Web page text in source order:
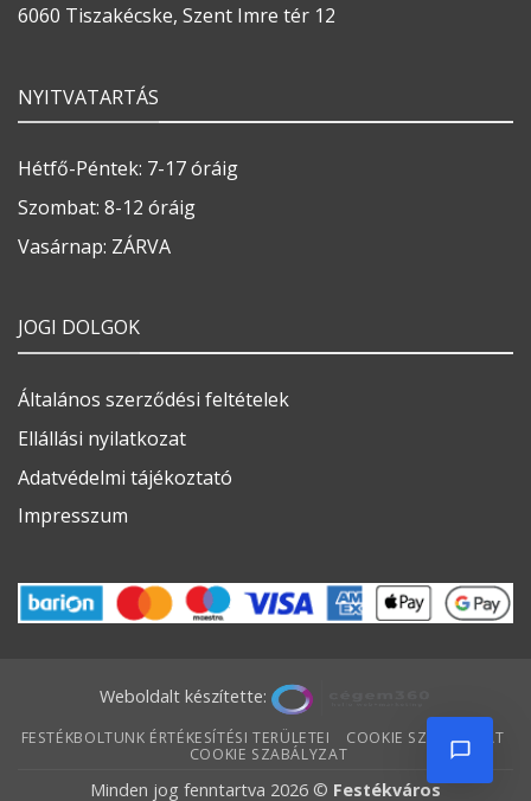
6060 Tiszakécske, Szent Imre tér 12
NYITVATARTÁS
Hétfő-Péntek: 7-17 óráig
Szombat: 8-12 óráig
Vasárnap: ZÁRVA
JOGI DOLGOK
Általános szerződési feltételek
Ellállási nyilatkozat
Adatvédelmi tájékoztató
Impresszum
Weboldalt készítette:
FESTÉKBOLTUNK ÉRTÉKESÍTÉSI TERÜLETEI
COOKIE SZABÁLYZAT
COOKIE SZABÁLYZAT
Minden jog fenntartva 2026 © Festékváros